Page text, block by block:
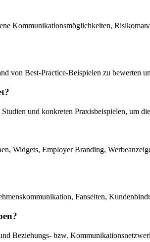
Kommunikationsmöglichkeiten,
von Best-Practice-Beispielen zu bewerten
und konkreten Praxisbeispielen, um
Widgets, Employer Branding,
Fanseiten,
Beziehungs- bzw.